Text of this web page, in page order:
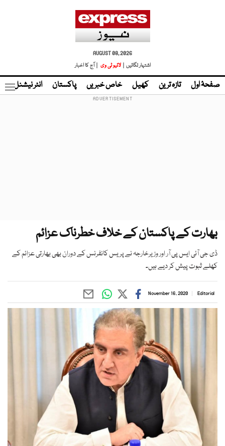
AUGUST 08, 2026
اشتہار لگائیں |
لائیو ٹی وی | آج کا اخبار
صفحۂ اول تازہ ترین کھیل خاص خبریں پاکستان انٹر نیشنل
بھارت کے پاکستان کے خلاف خطرناک عزائم
ڈی جی آئی ایس پی آر اور وزیرخارجہ نے پریس کانفرنس کے دوران بھی بھارتی عزائم کے
کھلے ثبوت پیش کر دیے ہیں۔
Editorial
November 16, 2020